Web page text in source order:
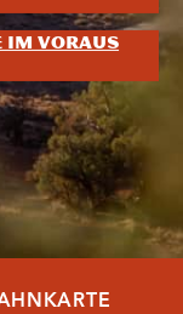
im Voraus